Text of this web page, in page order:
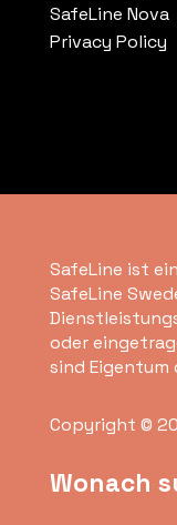
SafeLine Nova
Privacy Policy
SafeLine ist
SafeLine
oder
sind Eigentum
Copyright ©
Wonach